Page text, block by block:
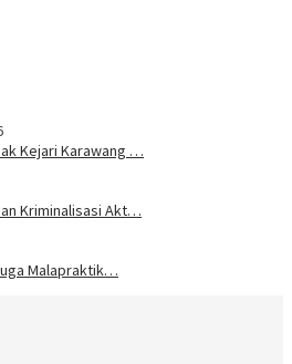
Kejari Karawang …
Kriminalisasi Akt…
Malapraktik…